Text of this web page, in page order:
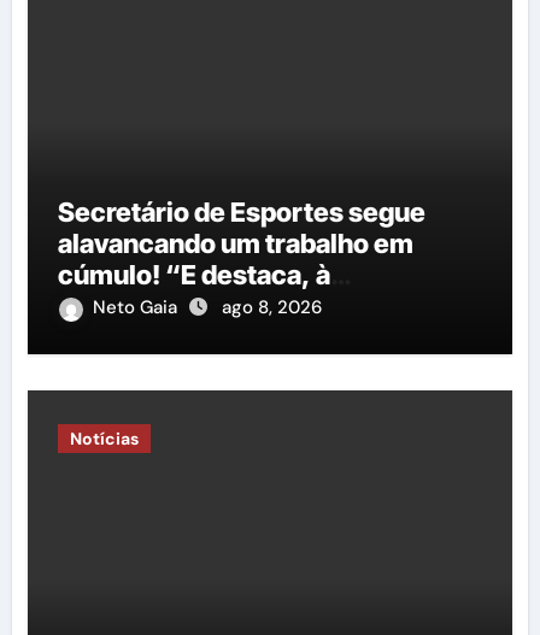
Secretário de Esportes segue
alavancando um trabalho em
cúmulo! “E destaca, à
importância do governo George
poliesportiva”
Neto Gaia ago 8, 2026
Notícias